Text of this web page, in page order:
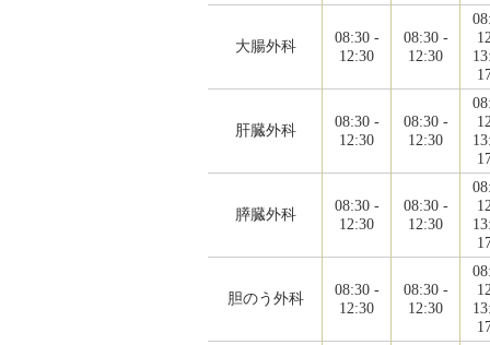
大腸外科
08:30 -
12:30
08:30 -
12:30
肝臓外科
08:30 -
12:30
08:30 -
12:30
膵臓外科
08:30 -
12:30
08:30 -
12:30
胆のう外科
08:30 -
12:30
08:30 -
12:30